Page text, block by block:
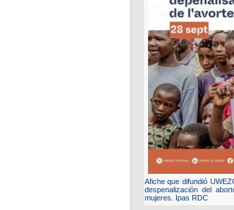
Afiche que difundió
despenalización del
mujeres. Ipas RDC